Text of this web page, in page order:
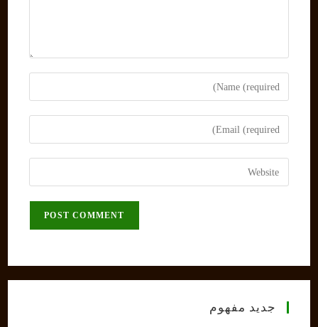
Enter
your
name
comment
Enter
your
email
address
Enter
your
جديد مفهوم